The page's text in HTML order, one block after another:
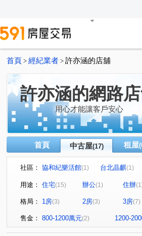
首頁 > 經紀業者 > 許亦涵的店舖
許亦涵的網路
用心才能讓客戶安心
首頁 中古屋(17) 租屋
社區： 協和紀樂活館(1) 台北晶麒(1)
漢寶の丘
愛迪生 墨濤院
中山路二段 中興街 中
民安街(1) 安德街 復興路
用途： 住宅(15) 辦公(1) 住辦
格局： 1房(3) 2房(3) 3房(7)
售金： 800-1200萬元(2) 1200-